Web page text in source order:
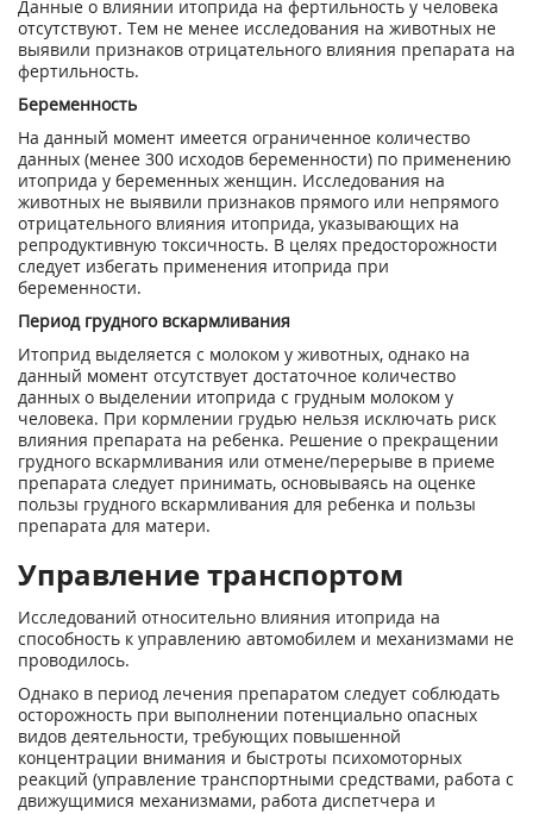
Данные о влиянии итоприда на фертильность у человека
отсутствуют. Тем не менее исследования на животных не
выявили признаков отрицательного влияния препарата на
фертильность.
Беременность
На данный момент имеется ограниченное количество
данных (менее 300 исходов беременности) по применению
итоприда у беременных женщин. Исследования на
животных не выявили признаков прямого или непрямого
отрицательного влияния итоприда, указывающих на
репродуктивную токсичность. В целях предосторожности
следует избегать применения итоприда при
беременности.
Период грудного вскармливания
Итоприд выделяется с молоком у животных, однако на
данный момент отсутствует достаточное количество
данных о выделении итоприда с грудным молоком у
человека. При кормлении грудью нельзя исключать риск
влияния препарата на ребенка. Решение о прекращении
грудного вскармливания или отмене/перерыве в приеме
препарата следует принимать, основываясь на оценке
пользы грудного вскармливания для ребенка и пользы
препарата для матери.
Управление транспортом
Исследований относительно влияния итоприда на
способность к управлению автомобилем и механизмами не
проводилось.
Однако в период лечения препаратом следует соблюдать
осторожность при выполнении потенциально опасных
видов деятельности, требующих повышенной
концентрации внимания и быстроты психомоторных
реакций (управление транспортными средствами, работа с
движущимися механизмами, работа диспетчера и